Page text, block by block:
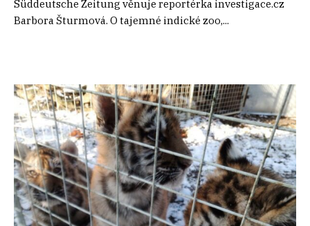
Süddeutsche Zeitung věnuje reportérka investigace.cz
Barbora Šturmová. O tajemné indické zoo,...